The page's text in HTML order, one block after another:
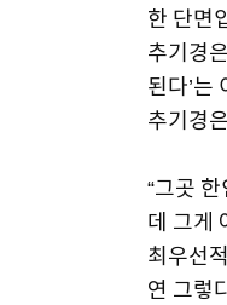
한 단면
추기경
된다’는
추기경
“그곳
데 그게
최우선
연 그렇